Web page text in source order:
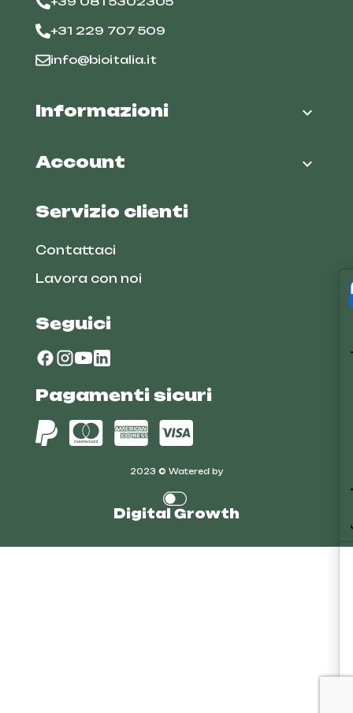
+31 229 707 509
info@bioitalia.it
Informazioni 
Account 
Servizio clienti
Contattaci
Lavora con noi
Seguici
2023 © Watered by
Digital Growth
Pagamenti sicuri Le